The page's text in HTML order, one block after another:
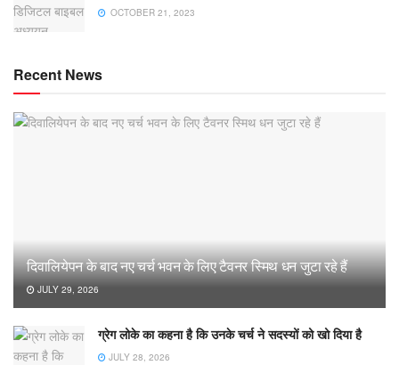
OCTOBER 21, 2023
Recent News
दिवालियेपन के बाद नए चर्च भवन के लिए टैवनर स्मिथ धन जुटा रहे हैं
JULY 29, 2026
ग्रेग लोके का कहना है कि उनके चर्च ने सदस्यों को खो दिया है
JULY 28, 2026